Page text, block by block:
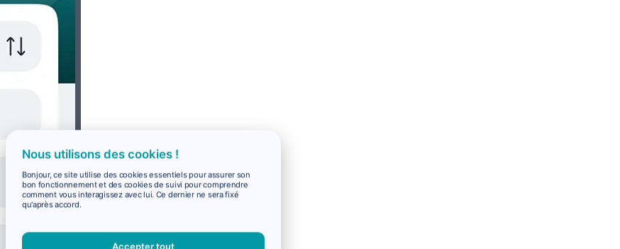
Nous utilisons des cookies !
Bonjour, ce site utilise des cookies essentiels pour assurer son
bon fonctionnement et des cookies de suivi pour comprendre
comment vous interagissez avec lui. Ce dernier ne sera fixé
qu'après accord.
Accepter tout